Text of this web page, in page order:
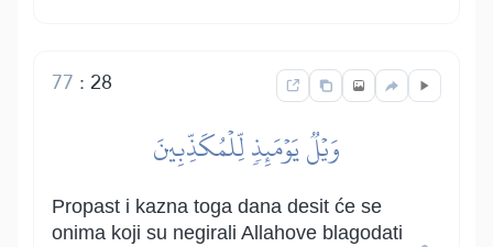
28
:
77
وَيۡلٞ يَوۡمَئِذٖ لِّلۡمُكَذِّبِينَ
Propast i kazna toga dana desit će se
onima koji su negirali Allahove blagodati